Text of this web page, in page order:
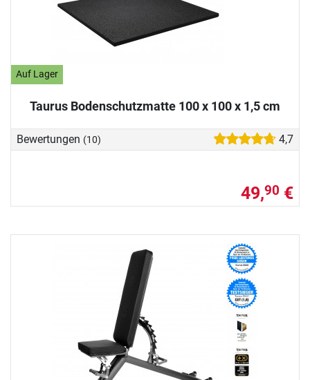
Auf Lager
Taurus Bodenschutzmatte 100 x 100 x 1,5 cm
Bewertungen (10) 4,7
49,90 €